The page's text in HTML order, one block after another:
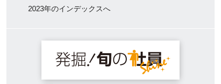
2023年のインデックスへ